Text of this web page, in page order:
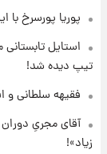
پوریا پورسرخ
استایل
تیپ دیده شد!
فقیهه سلطانی و
آقای مجریِ
زیاد»!